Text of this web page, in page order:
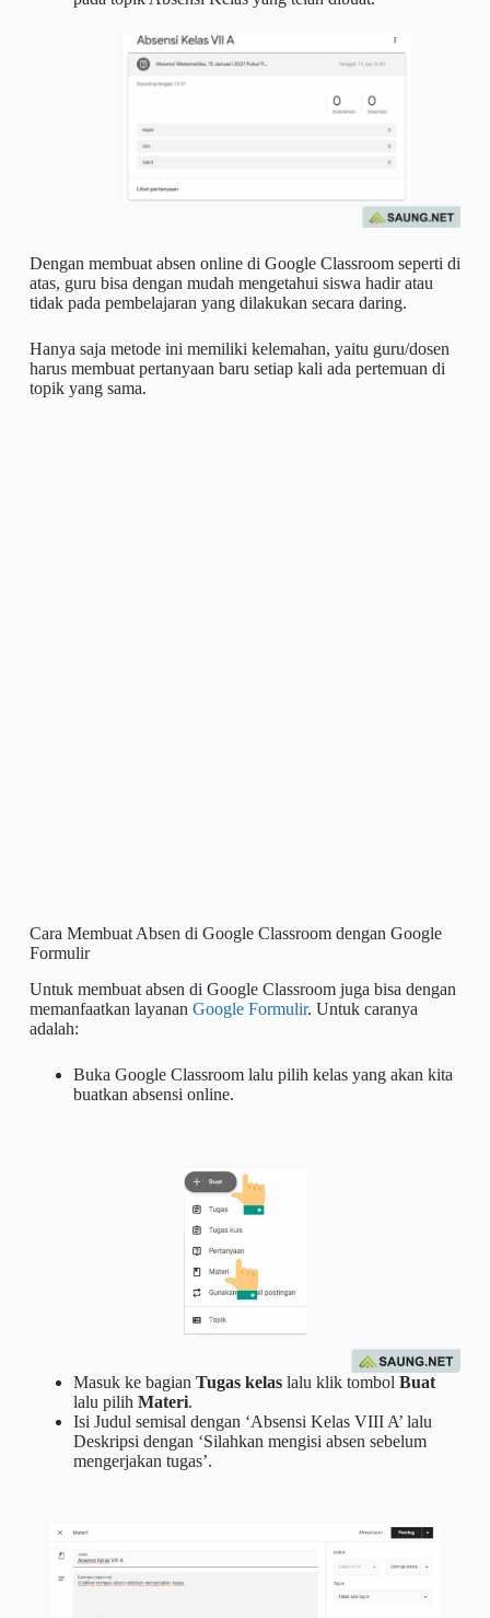
Dengan membuat absen online di Google Classroom seperti di
atas, guru bisa dengan mudah mengetahui siswa hadir atau
tidak pada pembelajaran yang dilakukan secara daring.
Hanya saja metode ini memiliki kelemahan, yaitu guru/dosen
harus membuat pertanyaan baru setiap kali ada pertemuan di
topik yang sama.
Cara Membuat Absen di Google Classroom dengan Google
Formulir
Untuk membuat absen di Google Classroom juga bisa dengan
memanfaatkan layanan Google Formulir. Untuk caranya
adalah:
Buka Google Classroom lalu pilih kelas yang akan kita
buatkan absensi online.
Masuk ke bagian Tugas kelaslalu klik tombol Buat
lalu pilih Materi.
Isi Judul semisal dengan ‘Absensi Kelas VIII A’ lalu
Deskripsi dengan ‘Silahkan mengisi absen sebelum
mengerjakan tugas’.